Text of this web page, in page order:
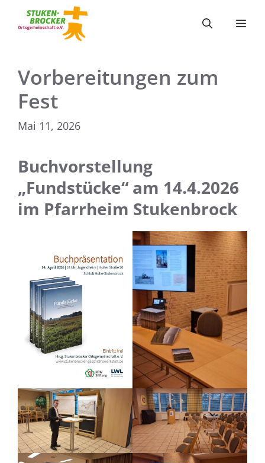
Inhalt
Vorbereitungen zum
Fest
Mai 11, 2026
Buchvorstellung
„Fundstücke“ am 14.4.2026
im Pfarrheim Stukenbrock